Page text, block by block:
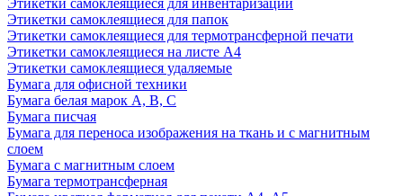
Этикетки самоклеящиеся для инвентаризации
Этикетки самоклеящиеся для папок
Этикетки самоклеящиеся для термотрансферной печати
Этикетки самоклеящиеся на листе А4
Этикетки самоклеящиеся удаляемые
Бумага для офисной техники
Бумага белая марок А, В, С
Бумага писчая
Бумага для переноса изображения на ткань и с магнитным
слоем
Бумага с магнитным слоем
Бумага термотрансферная